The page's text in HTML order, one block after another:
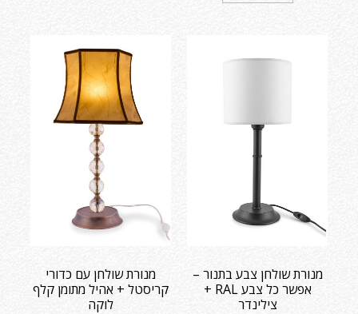
מנורת שולחן צבע בתנור –
אפשר כל צבע RAL +
צילינדר
מנורת שולחן עם כדורי
קריסטל + אהיל מתומן קלף
לוקה